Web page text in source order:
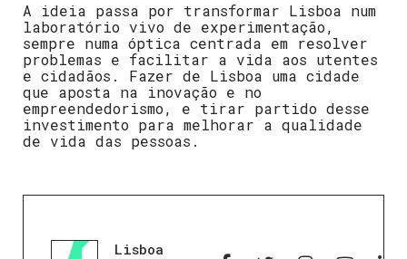
A ideia passa por transformar Lisboa num
laboratório vivo de experimentação,
sempre numa óptica centrada em resolver
problemas e facilitar a vida aos utentes
e cidadãos. Fazer de Lisboa uma cidade
que aposta na inovação e no
empreendedorismo, e tirar partido desse
investimento para melhorar a qualidade
de vida das pessoas.
Lisboa